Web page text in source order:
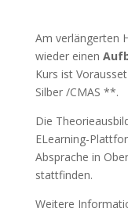
Am verlängerten
wieder einen
Kurs ist
Silber /CMAS **.
Die
ELearning-
Absprache in
stattfinden.
Weitere